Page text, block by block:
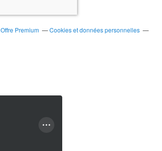
Offre Premium
Cookies et données personnelles